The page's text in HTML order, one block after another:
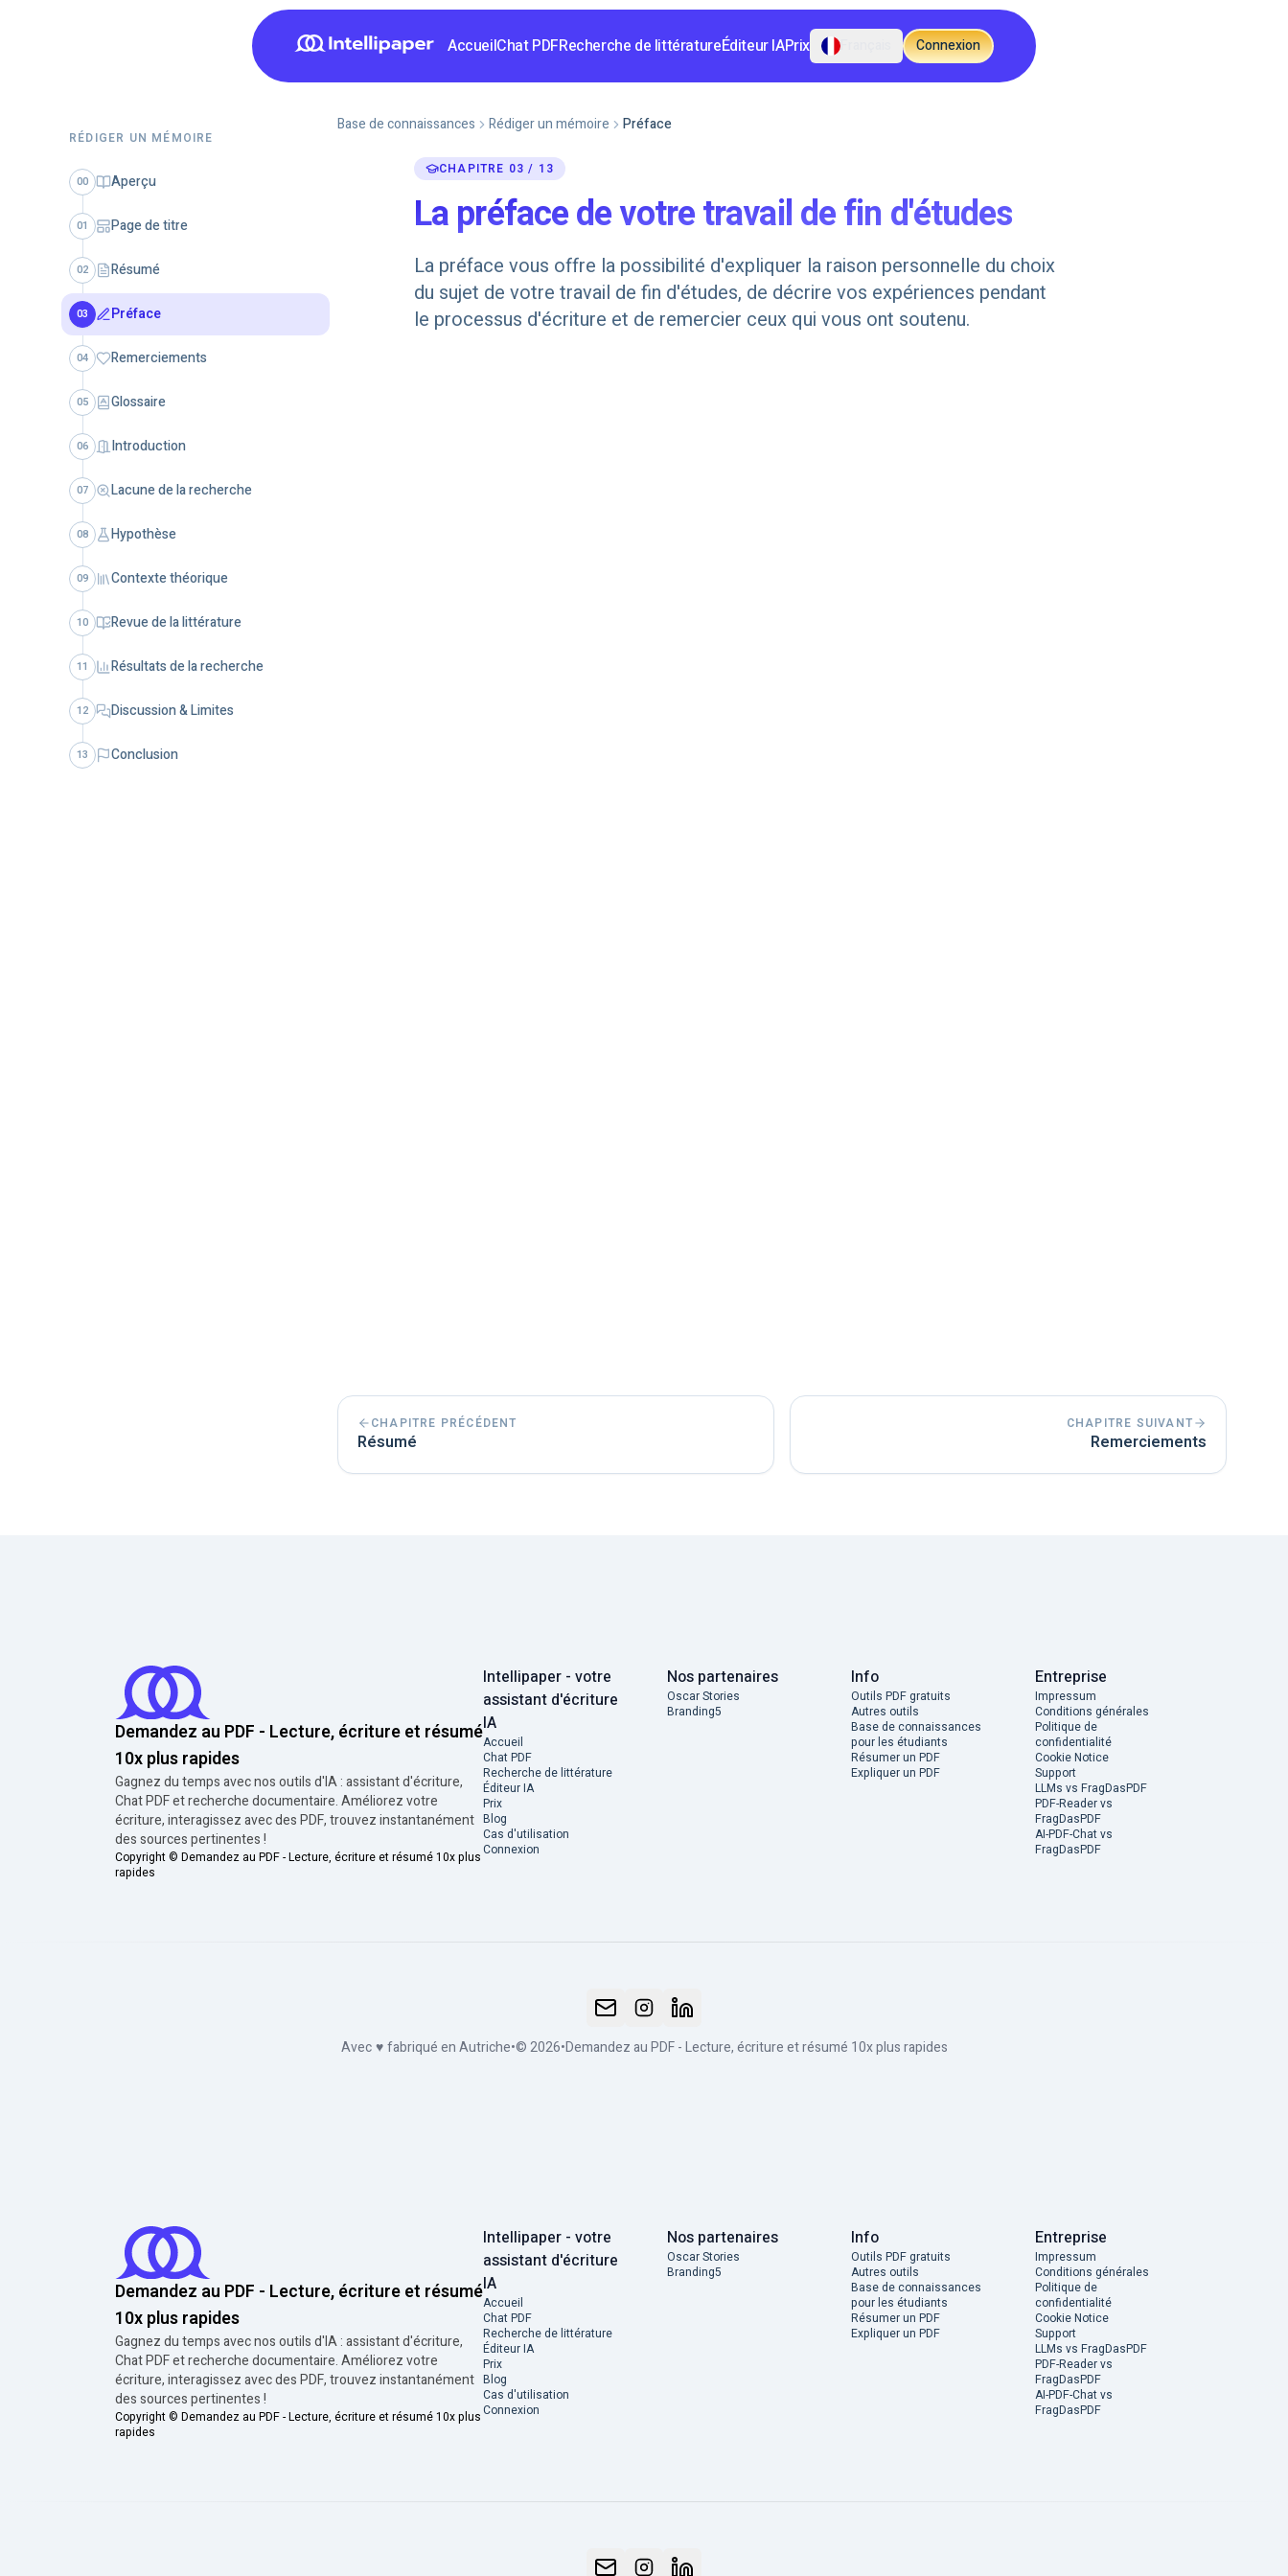
AccueilChat PDFRecherche de littératureÉditeur IAPrix Français Connexion
RÉDIGER UN MÉMOIRE
00 Aperçu
01 Page de titre
02 Résumé
03 Préface
04 Remerciements
05 Glossaire
06 Introduction
07 Lacune de la recherche
08 Hypothèse
09 Contexte théorique
10 Revue de la littérature
11 Résultats de la recherche
12 Discussion & Limites
13 Conclusion
Base de connaissances Rédiger un mémoire Préface
CHAPITRE 03 / 13
La préface de votre travail de fin d'études
La préface vous offre la possibilité d'expliquer la raison personnelle du choix
du sujet de votre travail de fin d'études, de décrire vos expériences pendant
le processus d'écriture et de remercier ceux qui vous ont soutenu.
CHAPITRE PRÉCÉDENT
Résumé
CHAPITRE SUIVANT
Remerciements
Demandez au PDF - Lecture, écriture et résumé
10x plus rapides
Gagnez du temps avec nos outils d'IA : assistant d'écriture,
Chat PDF et recherche documentaire. Améliorez votre
écriture, interagissez avec des PDF, trouvez instantanément
des sources pertinentes !
Copyright © Demandez au PDF - Lecture, écriture et résumé 10x plus
rapides
Intellipaper - votre
assistant d'écriture
IA
Accueil
Chat PDF
Recherche de littérature
Éditeur IA
Prix
Blog
Cas d'utilisation
Connexion
Nos partenaires
Oscar Stories
Branding5
Info
Outils PDF gratuits
Autres outils
Base de connaissances
pour les étudiants
Résumer un PDF
Expliquer un PDF
Entreprise
Impressum
Conditions générales
Politique de
confidentialité
Cookie Notice
Support
LLMs vs FragDasPDF
PDF-Reader vs
FragDasPDF
AI-PDF-Chat vs
FragDasPDF
Avec ♥ fabriqué en Autriche•© 2026•Demandez au PDF - Lecture, écriture et résumé 10x plus rapides
Demandez au PDF - Lecture, écriture et résumé
10x plus rapides
Gagnez du temps avec nos outils d'IA : assistant d'écriture,
Chat PDF et recherche documentaire. Améliorez votre
écriture, interagissez avec des PDF, trouvez instantanément
des sources pertinentes !
Copyright © Demandez au PDF - Lecture, écriture et résumé 10x plus
rapides
Intellipaper - votre
assistant d'écriture
IA
Accueil
Chat PDF
Recherche de littérature
Éditeur IA
Prix
Blog
Cas d'utilisation
Connexion
Nos partenaires
Oscar Stories
Branding5
Info
Outils PDF gratuits
Autres outils
Base de connaissances
pour les étudiants
Résumer un PDF
Expliquer un PDF
Entreprise
Impressum
Conditions générales
Politique de
confidentialité
Cookie Notice
Support
LLMs vs FragDasPDF
PDF-Reader vs
FragDasPDF
AI-PDF-Chat vs
FragDasPDF